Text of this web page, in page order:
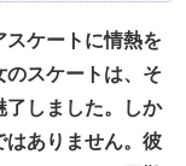
ケートに情熱を
のスケートは、そ
了しました。しか
はありません。彼